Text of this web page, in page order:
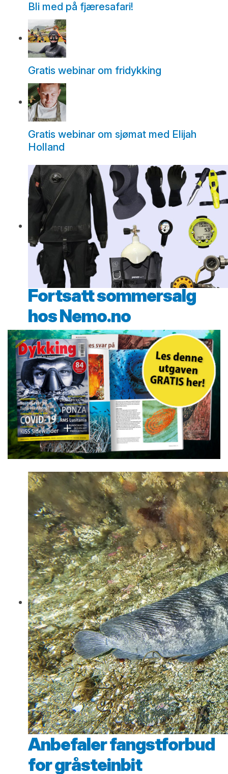
Bli med på fjæresafari!
Gratis webinar om fridykking
Gratis webinar om sjømat med Elijah
Holland
Fortsatt sommersalg
hos Nemo.no
Anbefaler fangstforbud
for gråsteinbit